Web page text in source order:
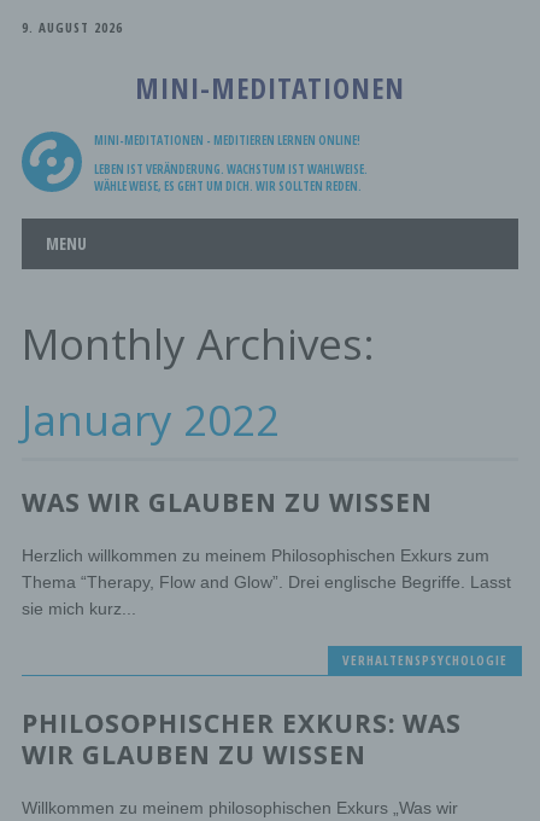
9. AUGUST 2026
MINI-MEDITATIONEN
MINI-MEDITATIONEN - MEDITIEREN LERNEN ONLINE!
LEBEN IST VERÄNDERUNG. WACHSTUM IST WAHLWEISE.
WÄHLE WEISE, ES GEHT UM DICH. WIR SOLLTEN REDEN.
Main menu
MENU
Monthly Archives:
January 2022
WAS WIR GLAUBEN ZU WISSEN
Herzlich willkommen zu meinem Philosophischen Exkurs zum
Thema “Therapy, Flow and Glow”. Drei englische Begriffe. Lasst
sie mich kurz...
VERHALTENSPSYCHOLOGIE
PHILOSOPHISCHER EXKURS: WAS
WIR GLAUBEN ZU WISSEN
Willkommen zu meinem philosophischen Exkurs „Was wir